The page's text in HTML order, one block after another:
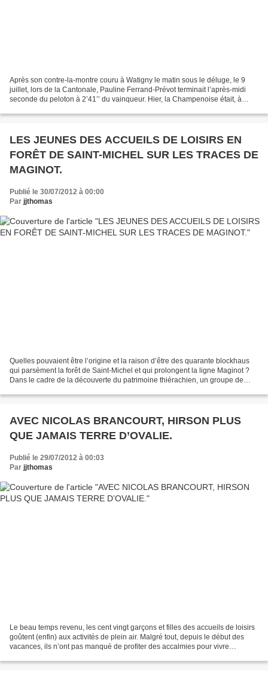
Après son contre-la-montre couru à Watigny le matin sous le déluge, le 9
juillet, lors de la Cantonale, Pauline Ferrand-Prévot terminait l’après-midi
seconde du peloton à 2’41’’ du vainqueur. Hier, la Champenoise était, à
LES JEUNES DES ACCUEILS DE LOISIRS EN
FORÊT DE SAINT-MICHEL SUR LES TRACES DE
MAGINOT.
Publié le 30/07/2012 à 00:00
Par jjthomas
Quelles pouvaient être l’origine et la raison d’être des quarante blockhaus
qui parsèment la forêt de Saint-Michel et qui prolongent la ligne Maginot ?
Dans le cadre de la découverte du patrimoine thiérachien, un groupe de
AVEC NICOLAS BRANCOURT, HIRSON PLUS
QUE JAMAIS TERRE D’OVALIE.
Publié le 29/07/2012 à 00:03
Par jjthomas
Le beau temps revenu, les cent vingt garçons et filles des accueils de loisirs
goûtent (enfin) aux activités de plein air. Malgré tout, depuis le début des
vacances, ils n’ont pas manqué de profiter des accalmies pour vivre